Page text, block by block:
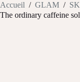
Accueil / GLAM /
The ordinary caffeine